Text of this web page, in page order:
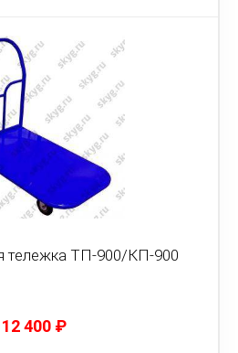
тележка ТП-900/КП-900
12 400 ₽